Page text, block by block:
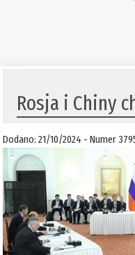
Rosja i Chiny
Dodano: 21/10/2024 - Numer